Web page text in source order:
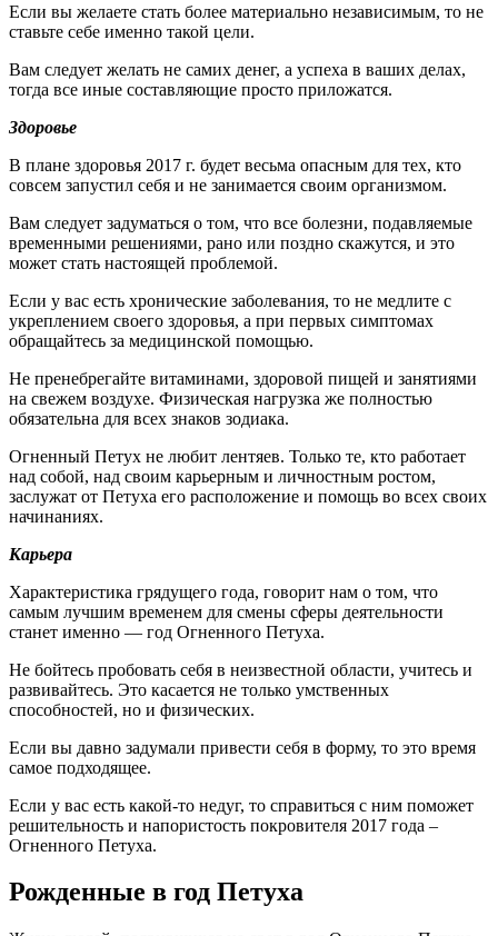
Если вы желаете стать более материально независимым, то не
ставьте себе именно такой цели.
Вам следует желать не самих денег, а успеха в ваших делах,
тогда все иные составляющие просто приложатся.
Здоровье
В плане здоровья 2017 г. будет весьма опасным для тех, кто
совсем запустил себя и не занимается своим организмом.
Вам следует задуматься о том, что все болезни, подавляемые
временными решениями, рано или поздно скажутся, и это
может стать настоящей проблемой.
Если у вас есть хронические заболевания, то не медлите с
укреплением своего здоровья, а при первых симптомах
обращайтесь за медицинской помощью.
Не пренебрегайте витаминами, здоровой пищей и занятиями
на свежем воздухе. Физическая нагрузка же полностью
обязательна для всех знаков зодиака.
Огненный Петух не любит лентяев. Только те, кто работает
над собой, над своим карьерным и личностным ростом,
заслужат от Петуха его расположение и помощь во всех своих
начинаниях.
Карьера
Характеристика грядущего года, говорит нам о том, что
самым лучшим временем для смены сферы деятельности
станет именно — год Огненного Петуха.
Не бойтесь пробовать себя в неизвестной области, учитесь и
развивайтесь. Это касается не только умственных
способностей, но и физических.
Если вы давно задумали привести себя в форму, то это время
самое подходящее.
Если у вас есть какой-то недуг, то справиться с ним поможет
решительность и напористость покровителя 2017 года –
Огненного Петуха.
Рожденные в год Петуха